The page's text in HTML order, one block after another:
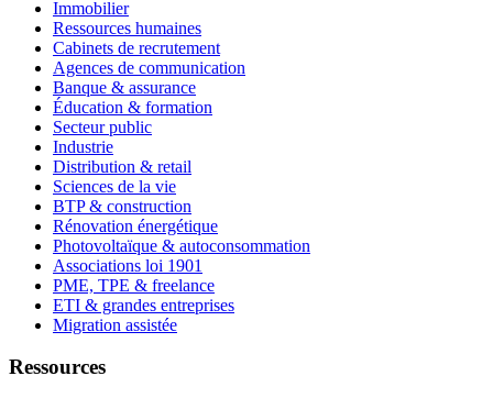
Immobilier
Ressources humaines
Cabinets de recrutement
Agences de communication
Banque & assurance
Éducation & formation
Secteur public
Industrie
Distribution & retail
Sciences de la vie
BTP & construction
Rénovation énergétique
Photovoltaïque & autoconsommation
Associations loi 1901
PME, TPE & freelance
ETI & grandes entreprises
Migration assistée
Ressources